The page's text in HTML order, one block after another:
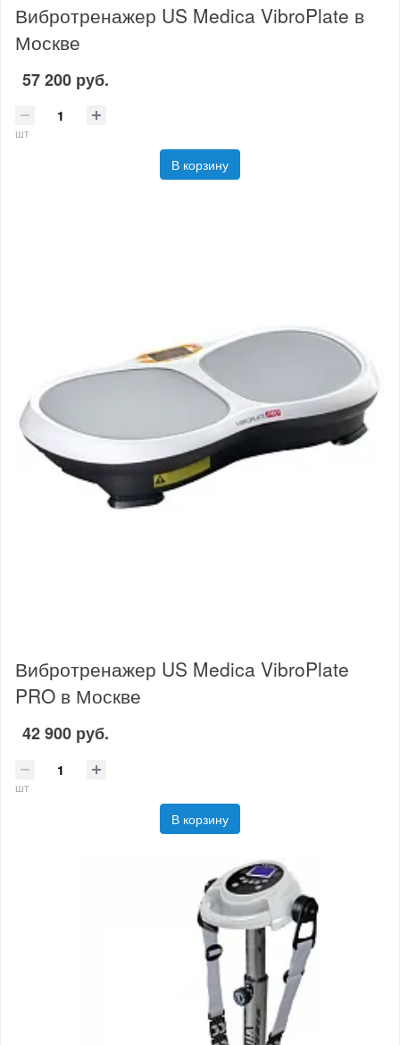
Вибротренажер US Medica VibroPlate в
Москве
57 200 руб.
шт
В корзину
Вибротренажер US Medica VibroPlate
PRO в Москве
42 900 руб.
шт
В корзину